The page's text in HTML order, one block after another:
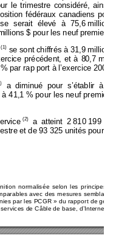
le trimestre considéré, ainsi
fédéraux canadiens p
se serait élevé à 75,6
$ pour les neuf premiers
(1) se sont chiffrés à 31,9
précédent, et à 80,7 milli
par rap port à l’exercice 2008;
a diminué pour s’établir à
à 41,1 % pour les neuf
rvice (2) a atteint 2 810 199
et de 93 325 unités pour
ion normalisée selon les principes
avec des mesures semblabl
par les PCGR » du rapport de
services de Câble de base, d’Internet